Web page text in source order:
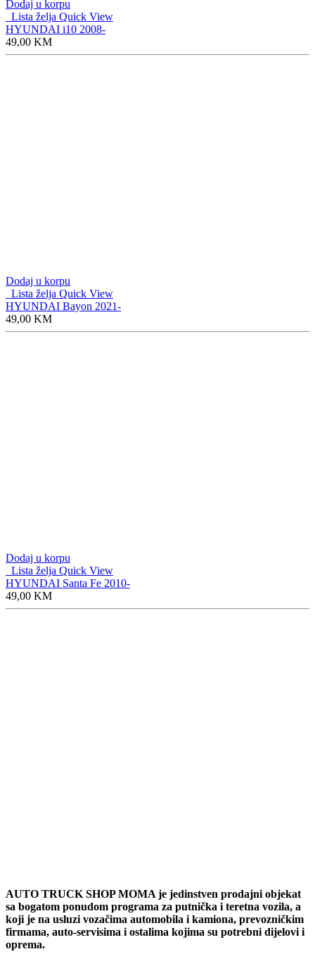
Dodaj u korpu
Lista želja Quick View
HYUNDAI i10 2008-
49,00 KM
Dodaj u korpu
Lista želja Quick View
HYUNDAI Bayon 2021-
49,00 KM
Dodaj u korpu
Lista želja Quick View
HYUNDAI Santa Fe 2010-
49,00 KM
AUTO TRUCK SHOP MOMA je jedinstven prodajni objekat
sa bogatom ponudom programa za putnička i teretna vozila, a
koji je na usluzi vozačima automobila i kamiona, prevozničkim
firmama, auto-servisima i ostalima kojima su potrebni dijelovi i
oprema.